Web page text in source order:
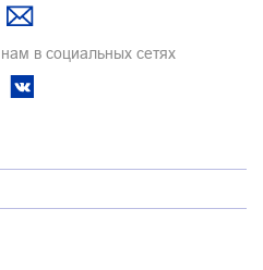
в социальных сетях